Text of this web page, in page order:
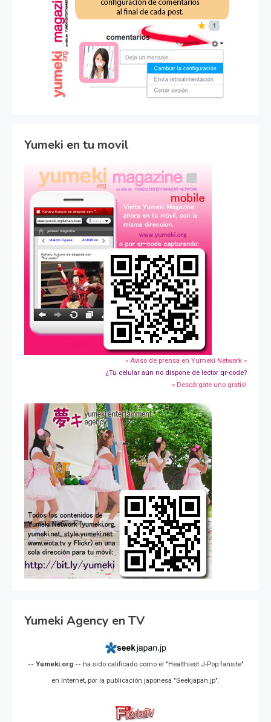
Yumeki en tu movil
» Aviso de prensa en Yumeki Network »
¿Tu celular aún no dispone de lector qr-code?
» Descárgate uno gratis!
Yumeki Agency en TV
-- Yumeki.org -- ha sido calificado como el "Healthiest J-Pop fansite"
en Internet, por la publicación japonesa "Seekjapan.jp".